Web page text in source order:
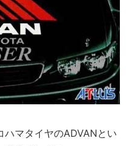
ハマタイヤのADVANとい